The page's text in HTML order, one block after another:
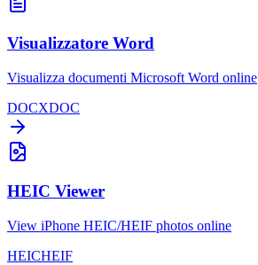
Visualizzatore Word
Visualizza documenti Microsoft Word online
DOCXDOC
HEIC Viewer
View iPhone HEIC/HEIF photos online
HEICHEIF